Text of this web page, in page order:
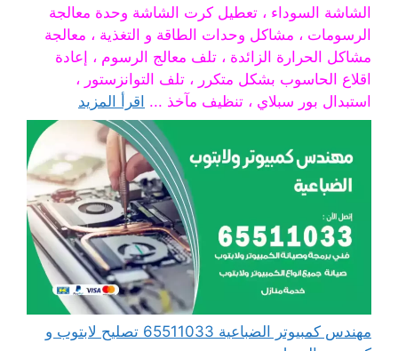
الشاشة السوداء ، تعطيل كرت الشاشة وحدة معالجة
الرسومات ، مشاكل وحدات الطاقة و التغذية ، معالجة
مشاكل الحرارة الزائدة ، تلف معالج الرسوم ، إعادة
اقلاع الحاسوب بشكل متكرر ، تلف التوانزستور ،
استبدال بور سبلاي ، تنظيف مآخذ ... اقرأ المزيد
مهندس كمبيوتر الضباعية 65511033 تصليح لابتوب و